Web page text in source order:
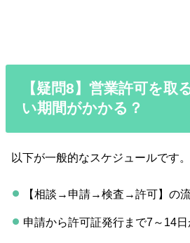
【疑問8】営業許可を取
い期間がかかる？
以下が一般的なスケジュールです。
【相談→申請→検査→許可】の
申請から許可証発行まで7～14